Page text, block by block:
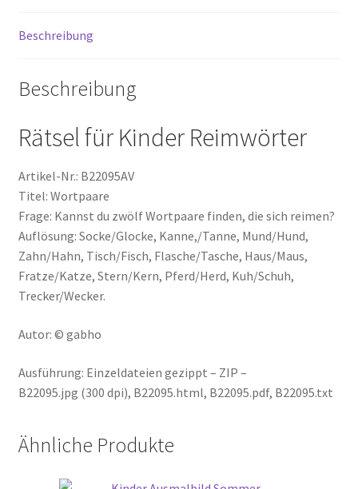
Beschreibung
Beschreibung
Rätsel für Kinder Reimwörter
Artikel-Nr.: B22095AV
Titel: Wortpaare
Frage: Kannst du zwölf Wortpaare finden, die sich reimen?
Auflösung: Socke/Glocke, Kanne,/Tanne, Mund/Hund,
Zahn/Hahn, Tisch/Fisch, Flasche/Tasche, Haus/Maus,
Fratze/Katze, Stern/Kern, Pferd/Herd, Kuh/Schuh,
Trecker/Wecker.
Autor: © gabho
Ausführung: Einzeldateien gezippt – ZIP –
B22095.jpg (300 dpi), B22095.html, B22095.pdf, B22095.txt
Ähnliche Produkte